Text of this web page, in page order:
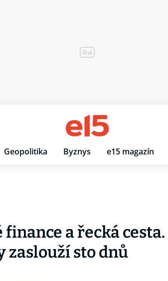
Geopolitika Byznys e15 magazín
a řecká cesta.
zaslouží sto dnů